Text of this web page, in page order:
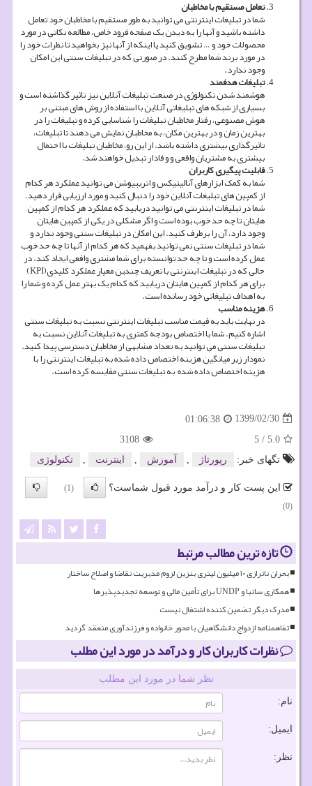
تعامل مستقیم با مخاطبان
شما در تبلیغات اینترنتی می توانید به طور مستقیم با مخاطبان خود تعامل
داشته باشید و آنها را به دیدن یک صفحه فرود خاص، مطالعه نکاتی در مورد
محصولات خود و … تشویق کنید یا اینکه از آنها نیز بخواهید تا نظرات خود را
در مورد برند شما مطرح کنند. در صورتی که در تبلیغات سنتی این امکان
وجود ندارد.
تبلیغات هدفمند
هوشمند شدن تکنولوژی در صنعت تبلیغات آنلاین نیز تاثیر گذاشته است و
بسیاری از شبکه های تبلیغاتی آنلاین با استفاده از روش های مبتنی بر
هوش مصنوعی، رفتار مخاطبان تبلیغات را شناسایی کرده و تبلیغات را در
بهترین زمان و در بهترین مکان، به مخاطبان نمایش می دهند تا تبلیغات،
تاثیرگذاری بیشتری داشته باشد. از این رو، مخاطبان تبلیغات با احتمال
بیشتری به مشتریان واقعی و و فادار تبدیل خواهند شد.
قابلیت پیگیری کاربران
شما به کمک ابزارهای آنالیتیکس و اتریبیوشن می توانید عملکرد هر کدام
از کمپین های تبلیغات آنلاین خود را دنبال کنید و مورد ارزیابی قرار دهید.
شما در تبلیغات اینترنتی می توانید دریابید که عملکرد هر کدام از کمپین
هایتان تا چه حد خوب بوده است و اگر مشکلی در یکی از کمپین هایتان
وجود دارد، آن را برطرف کنید. این امکان در تبلیغات سنتی وجود ندارد و
شما در تبلیغات سنتی نمی توانید بفهمید که هر کدام از آنها تا چه حد خوب
عمل کرده است و تا چه حد توانسته برای شما مشتری واقعی ایجاد کند. در
حالی که در تبلیغات اینترنتی با تعریف چندین معیار عملکرد کلیدی(KPI)
برای هر کدام از کمپین هایتان دریابید که کدام یک بهتر عمل کرده و شما را
به اهداف تبلیغاتی خود رسانده است.
هزینه مناسب
در نهایت باید به قیمت مناسب تبلیغات اینترنتی نسبت به تبلیغات سنتی
اشاره کنیم. شما با اختصاص بودجه کمتری به تبلیغات آنلاین نسبت به
تبلیغات سنتی می توانید به تعداد مشابهی از مخاطبان دسترسی پیدا کنید.
نمودار زیر میانگین هزینه اختصاص داده شده به تبلیغات اینترنتی را با
هزینه اختصاص داده شده به تبلیغات سنتی مقایسه کرده است.
1399/02/30
01:06:38
5.0
/
5
3108
تگهای خبر:
رپورتاژ , آموزش , اینترنت , تكنولوژی
این پست کار و درآمد مورد قبول شماست؟
(1)
(0)
تازه ترین مطالب مرتبط
بحران ناترازی ۱۰ میلیون لیتری بنزین لزوم مدیریت تقاضا و اصلاح ساختار
همکاری ساتبا و UNDP برای تأمین مالی و توسعه تجدیدپذیرها
مدرک دیگر تضمین کننده اشتغال نیست
تفاهمنامه ازدواج دانشگاهیان با محور خانواده و فرزندآوری منعقد گردید
نظرات کاربران کار و درآمد در مورد این مطلب
نظر شما در مورد این مطلب
نام:
ایمیل:
نظر: